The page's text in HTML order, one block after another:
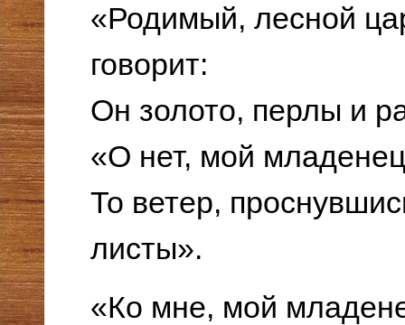
«Родимый, лесной
говорит:
Он золото, перлы и
«О нет, мой
То ветер,
листы».
«Ко мне, мой